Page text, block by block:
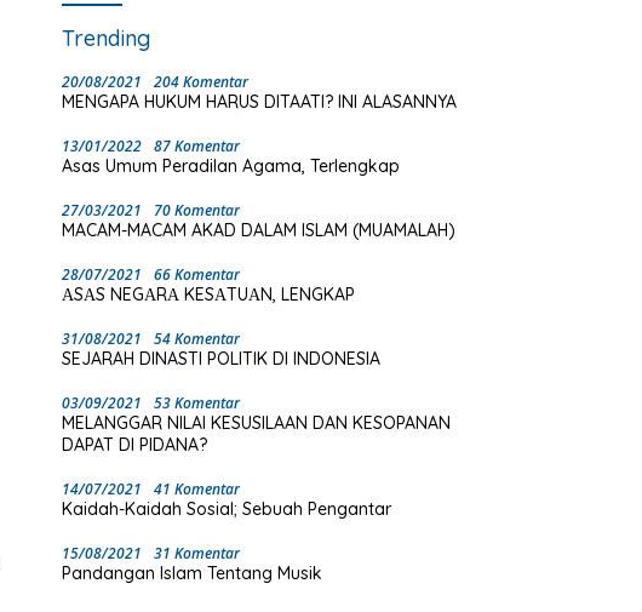
Trending
20/08/2021 204 Komentar
MENGAPA HUKUM HARUS DITAATI? INI ALASANNYA
13/01/2022 87 Komentar
Asas Umum Peradilan Agama, Terlengkap
27/03/2021 70 Komentar
MACAM-MACAM AKAD DALAM ISLAM (MUAMALAH)
28/07/2021 66 Komentar
ΑSΑS NEGΑRΑ KESΑTUΑN, LENGKAP
31/08/2021 54 Komentar
SEJARAH DINASTI POLITIK DI INDONESIA
03/09/2021 53 Komentar
MELANGGAR NILAI KESUSILAAN DAN KESOPANAN
DAPAT DI PIDANA?
14/07/2021 41 Komentar
Kaidah-Kaidah Sosial; Sebuah Pengantar
15/08/2021 31 Komentar
Pandangan Islam Tentang Musik